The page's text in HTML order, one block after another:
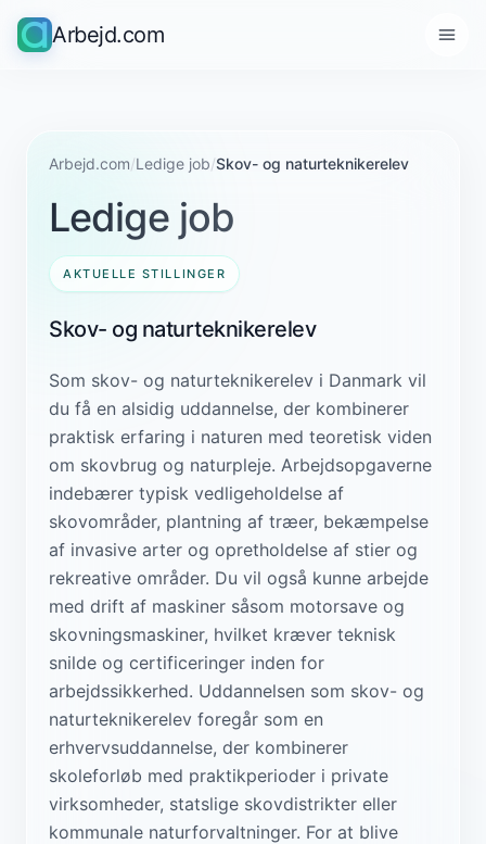
Arbejd.com
Arbejd.com/Ledige job/Skov- og naturteknikerelev
Ledige job
AKTUELLE STILLINGER
Skov- og naturteknikerelev
Som skov- og naturteknikerelev i Danmark vil
du få en alsidig uddannelse, der kombinerer
praktisk erfaring i naturen med teoretisk viden
om skovbrug og naturpleje. Arbejdsopgaverne
indebærer typisk vedligeholdelse af
skovområder, plantning af træer, bekæmpelse
af invasive arter og opretholdelse af stier og
rekreative områder. Du vil også kunne arbejde
med drift af maskiner såsom motorsave og
skovningsmaskiner, hvilket kræver teknisk
snilde og certificeringer inden for
arbejdssikkerhed. Uddannelsen som skov- og
naturteknikerelev foregår som en
erhvervsuddannelse, der kombinerer
skoleforløb med praktikperioder i private
virksomheder, statslige skovdistrikter eller
kommunale naturforvaltninger. For at blive